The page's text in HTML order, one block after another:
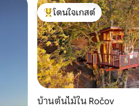
โดนใจเกสต์ที่สุด
โดนใจเกสต์
บ้านต้นไม้ใน Ročov